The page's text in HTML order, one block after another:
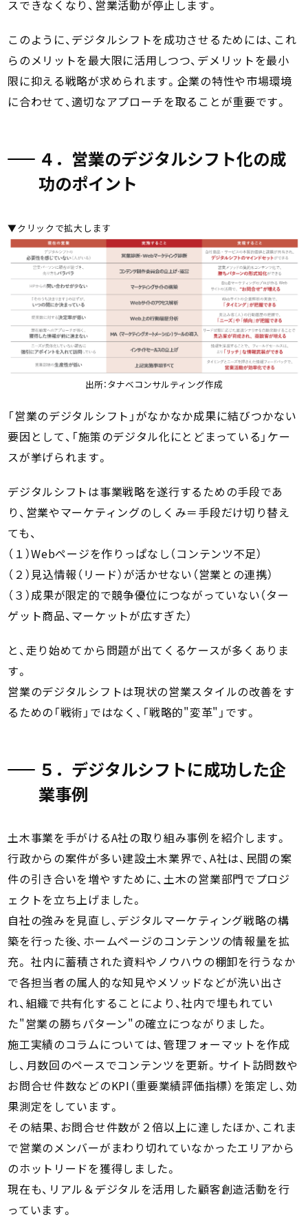
スできなくなり、営業活動が停止します。
このように、デジタルシフトを成功させるためには、これ
らのメリットを最大限に活用しつつ、デメリットを最小
限に抑える戦略が求められます。企業の特性や市場環境
に合わせて、適切なアプローチを取ることが重要です。
４．営業のデジタルシフト化の成
功のポイント
▼クリックで拡大します
出所：タナベコンサルティング作成
「営業のデジタルシフト」がなかなか成果に結びつかない
要因として、「施策のデジタル化にとどまっている」ケー
スが挙げられます。
デジタルシフトは事業戦略を遂行するための手段であ
り、営業やマーケティングのしくみ＝手段だけ切り替え
ても、
（１）Webページを作りっぱなし（コンテンツ不足）
（２）見込情報（リード）が活かせない（営業との連携）
（３）成果が限定的で競争優位につながっていない（ター
ゲット商品、マーケットが広すぎた）
と、走り始めてから問題が出てくるケースが多くありま
す。
営業のデジタルシフトは現状の営業スタイルの改善をす
るための「戦術」ではなく、「戦略的"変革"」です。
５．デジタルシフトに成功した企
業事例
土木事業を手がけるA社の取り組み事例を紹介します。
行政からの案件が多い建設土木業界で、A社は、民間の案
件の引き合いを増やすために、土木の営業部門でプロジ
ェクトを立ち上げました。
自社の強みを見直し、デジタルマーケティング戦略の構
築を行った後、ホームページのコンテンツの情報量を拡
充。 社内に蓄積された資料やノウハウの棚卸を行うなか
で各担当者の属人的な知見やメソッドなどが洗い出さ
れ、組織で共有化することにより、社内で埋もれてい
た"営業の勝ちパターン"の確立につながりました。
施工実績のコラムについては、管理フォーマットを作成
し、月数回のペースでコンテンツを更新。サイト訪問数や
お問合せ件数などのKPI（重要業績評価指標）を策定し、効
果測定をしています。
その結果、お問合せ件数が２倍以上に達したほか、これま
で営業のメンバーがまわり切れていなかったエリアから
のホットリードを獲得しました。
現在も、リアル＆デジタルを活用した顧客創造活動を行
っています。